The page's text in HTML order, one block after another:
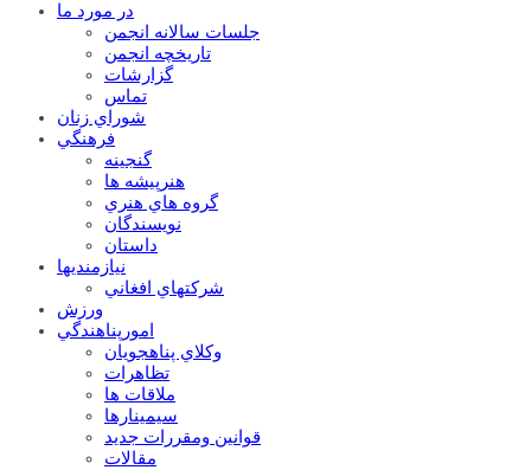
در مورد ما
جلسات سالانه انجمن
تاریخچه انجمن
گزارشات
تماس
شوراي زنان
فرهنگي
گنجينه
هنرپيشه ها
گروه هاي هنري
نويسندگان
داستان
نيازمنديها
شرکتهاي افغاني
ورزش
امورپناهندگي
وکلاي پناهجويان
تظاهرات
ملاقات ها
سيمينارها
قوانين ومقررات جديد
مقالات